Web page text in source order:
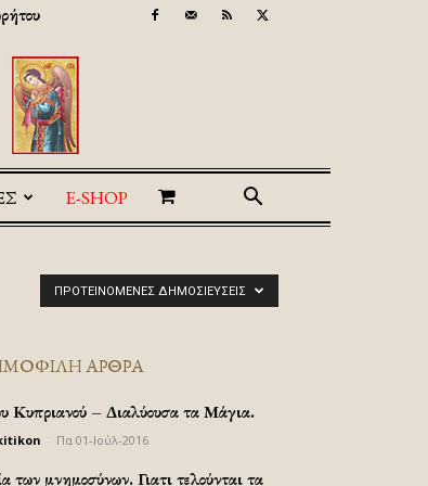
E-SHOP
ΠΡΟΤΕΙΝΌΜΕΝΕΣ ΔΗΜΟΣΙΕΎΣΕΙΣ
ΑΡΘΡΑ
Κυπριανού – Διαλύουσα τα Μάγια.
Πα 01-Ιούλ-2016
των μνημοσύνων. Γιατι τελούνται τα